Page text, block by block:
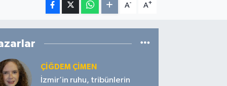
A- A+
ÇIĞDEM ÇIMEN
İzmir’in ruhu, tribünlerin